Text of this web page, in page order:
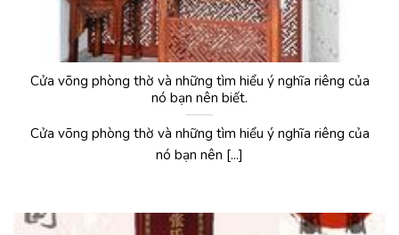
Cửa võng phòng thờ và những tìm hiểu ý nghĩa riêng của
nó bạn nên biết.
Cửa võng phòng thờ và những tìm hiểu ý nghĩa riêng của
nó bạn nên [...]